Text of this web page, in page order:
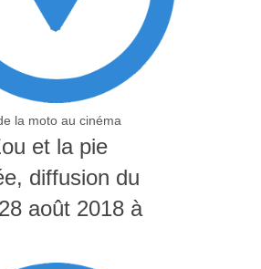
et la pie
diffusion du
août 2018 à